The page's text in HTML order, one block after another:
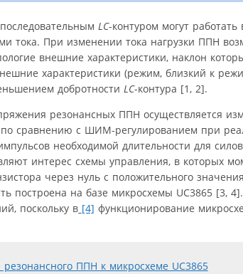
LC-контуром могут
тока. При изменении тока нагрузки ППН
внешние характеристики, наклон
характеристики (режим, близкий к
добротности LC-контура [1, 2].
резонансных ППН осуществляется
сравнению с ШИМ-регулированием при
необходимой длительности для
интерес схемы управления, в которых
через нуль с положительного
построена на базе микросхемы UC3865 [3,
поскольку в [4] функционирование